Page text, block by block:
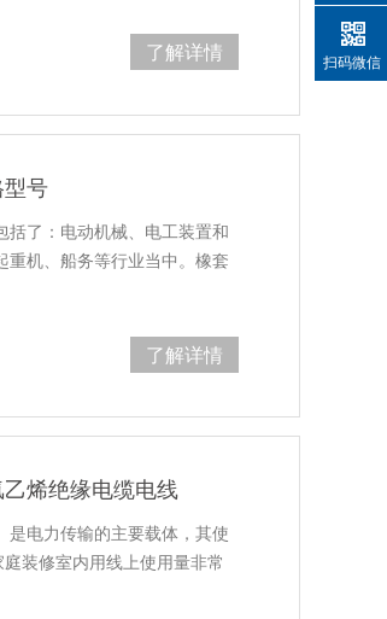
了解详情
号
了：电动机械、电工装置和
重机、船务等行业当中。橡套
了解详情
烯绝缘电缆电线
是电力传输的主要载体，其使
装修室内用线上使用量非常
扫码微信